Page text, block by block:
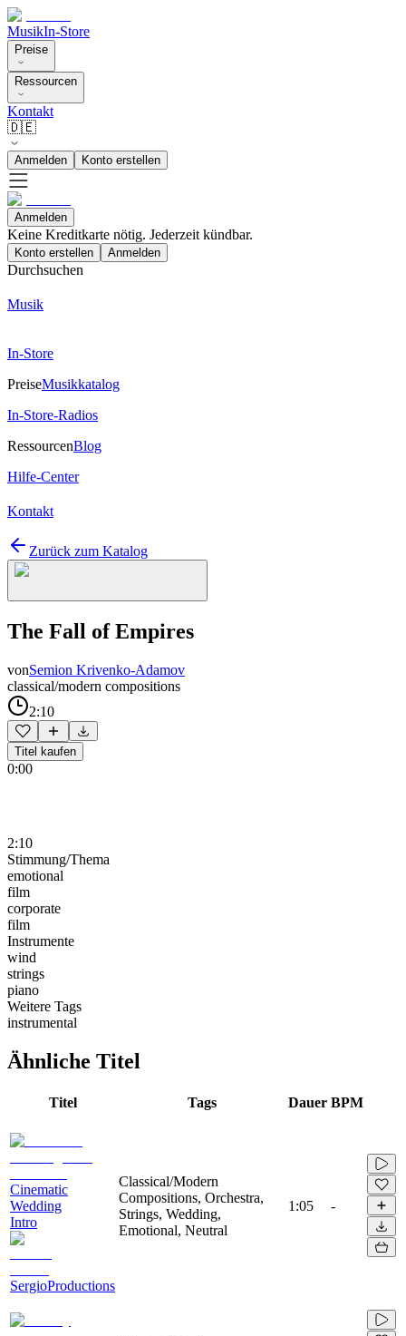
MusikIn-Store
Preise
Ressourcen
Kontakt
🇩🇪
Anmelden Konto erstellen
Anmelden
Keine Kreditkarte nötig. Jederzeit kündbar.
Konto erstellen Anmelden
Durchsuchen
Musik
In-Store
PreiseMusikkatalog
In-Store-Radios
RessourcenBlog
Hilfe-Center
Kontakt
Zurück zum Katalog
The Fall of Empires
vonSemion Krivenko-Adamov
classical/modern compositions
2:10
Titel kaufen
0:00
2:10
Stimmung/Thema
emotional
film
corporate
film
Instrumente
wind
strings
piano
Weitere Tags
instrumental
Ähnliche Titel
Titel Tags Dauer BPM
Cinematic
Wedding
Intro
SergioProductions
Classical/Modern
Compositions, Orchestra,
Strings, Wedding,
Emotional, Neutral
1:05 -